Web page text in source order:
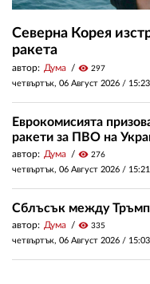
Северна Корея
ракета
автор: Дума visibility 297
четвъртък, 06 Август 2026 / 15:23
Еврокомисията
ракети за ПВО на
автор: Дума visibility 276
четвъртък, 06 Август 2026 / 15:21
Сблъсък между Тръмп
автор: Дума visibility 335
четвъртък, 06 Август 2026 / 15:03